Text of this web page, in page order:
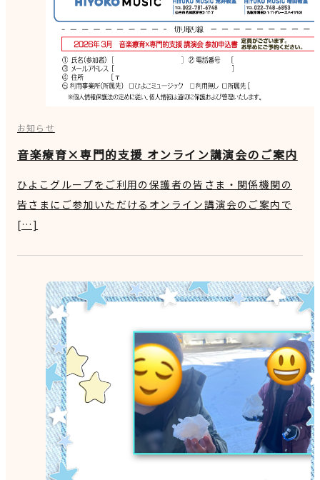
お知らせ
音楽療育×専門的支援 オンライン講演会のご案内
ひよこグループをご利用の保護者の皆さま・関係機関の
皆さまにご参加いただけるオンライン講演会のご案内で
[…]